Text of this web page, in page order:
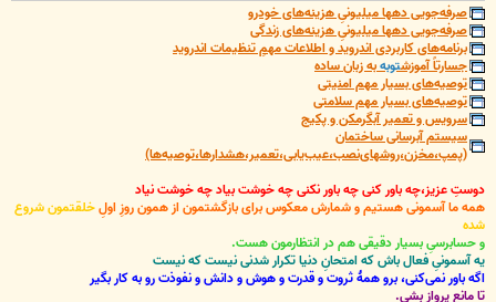
صرفه‌جویی دهها میلیونیِ هزینه‌های خودرو
صرفه‌جویی دهها میلیونیِ هزینه‌های زندگی
برنامه‌های کاربردی اندروید و اطلاعات مهمِ تنظیمات اندروید
جسارتاً آموزشتوبهبه زبان ساده
توصیه‌های بسیار مهم امنیتی
توصیه‌های بسیار مهم سلامتی
سرویس و تعمیر آبگرمکن و پکیج
سیستم آبرسانی ساختمان
(پمپ،مخزن،روشهای‌نصب،عیب‌یابی،تعمیر،هشدارها،توصیه‌ها)
دوستِ عزیز،چه باور کنی چه باور نکنی چه خوشت بیاد چه خوشت نیاد
همه ما آسمونی هستیم و شمارش معکوس برای بازگشتمون از همون روزِ اولِخلقتمون شروع
شده
و حسابرسیِ بسیار دقیقی هم در انتظارمون هست.
یه آسمونیِ فعال باش که امتحانِ دنیا تکرار شدنی نیست که نیست
اگه باور نمی‌کنی، برو همۀ ثروت و قدرت و هوش و دانش و نفوذت رو به کار بگیر
تا مانعِ پرواز بشی.